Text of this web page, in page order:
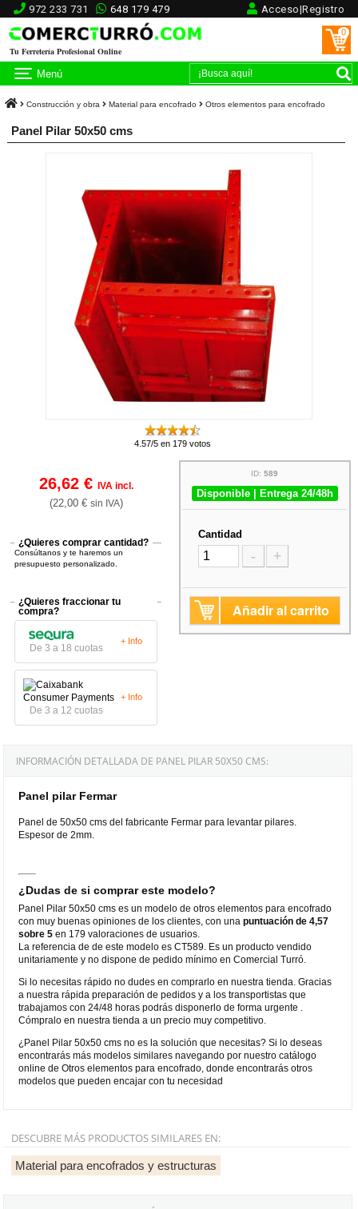
972 233 731 648 179 479 Acceso|Registro
Tu Ferretería Profesional Online
0
Menú
Construcción y obra Material para encofrado Otros elementos para encofrado
Panel Pilar 50x50 cms
4.57/5 en 179 votos
26,62 € IVA incl.
(22,00 € sin IVA)
¿Quieres comprar cantidad?
Consúltanos y te haremos un
presupuesto personalizado.
¿Quieres fraccionar tu
compra?
De 3 a 18 cuotas
+ Info
De 3 a 12 cuotas
+ Info
ID:589
Disponible | Entrega 24/48h
Cantidad
- +
Añadir al carrito
INFORMACIÓN DETALLADA DE PANEL PILAR 50X50 CMS:
Panel pilar Fermar
Panel de 50x50 cms del fabricante Fermar para levantar pilares.
Espesor de 2mm.
¿Dudas de si comprar este modelo?
Panel Pilar 50x50 cms es un modelo de otros elementos para encofrado
con muy buenas opiniones de los clientes, con unapuntuación de 4,57
sobre 5 en 179 valoraciones de usuarios.
La referencia de de este modelo es CT589. Es un producto vendido
unitariamente y no dispone de pedido mínimo en Comercial Turró.
Si lo necesitas rápido no dudes en comprarlo en nuestra tienda. Gracias
a nuestra rápida preparación de pedidos y a los transportistas que
trabajamos con 24/48 horas podrás disponerlo de forma urgente .
Cómpralo en nuestra tienda a un precio muy competitivo.
¿Panel Pilar 50x50 cms no es la solución que necesitas? Si lo deseas
encontrarás más modelos similares navegando por nuestro catálogo
online de Otros elementos para encofrado, donde encontrarás otros
modelos que pueden encajar con tu necesidad
DESCUBRE MÁS PRODUCTOS SIMILARES EN:
Material para encofrados y estructuras